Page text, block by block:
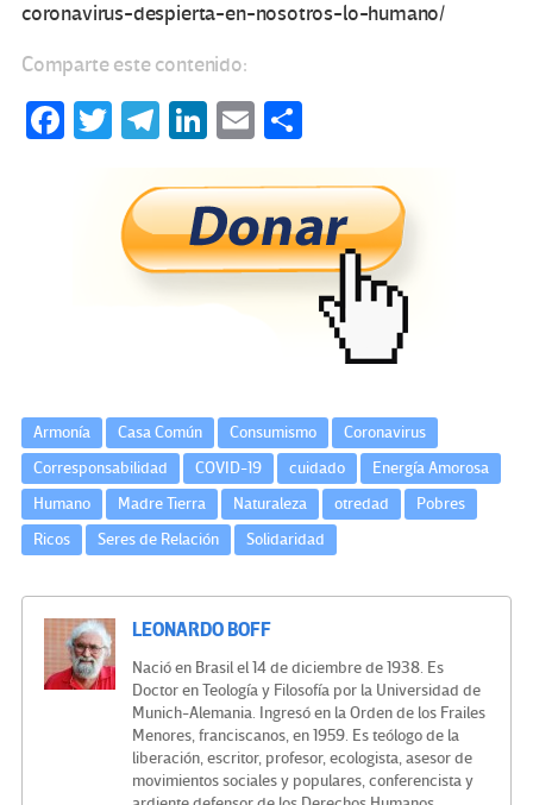
coronavirus-despierta-en-nosotros-lo-humano/
Comparte este contenido:
Fa T
tt
er
Te
gr
a
m
Li
ke
dI
n
E
ail m
p
ar
tir
Armonía Casa Común Consumismo
Coronavirus
Corresponsabilidad
COVID-19 cuidado
Energía Amorosa
Humano
Madre Tierra Naturaleza otredad
Pobres
Ricos
Seres de Relación Solidaridad
LEONARDO BOFF
Nació en Brasil el 14 de diciembre de 1938. Es
Doctor en Teología y Filosofía por la Universidad de
Munich-Alemania. Ingresó en la Orden de los Frailes
Menores, franciscanos, en 1959. Es teólogo de la
liberación, escritor, profesor, ecologista, asesor de
movimientos sociales y populares, conferencista y